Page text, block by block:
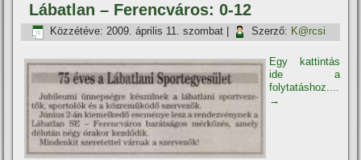
Lábatlan – Ferencváros: 0-12
Közzétéve: 2009. április 11. szombat Szerző: K@rcsi
Egy kattintás
ide a
folytatáshoz....
→